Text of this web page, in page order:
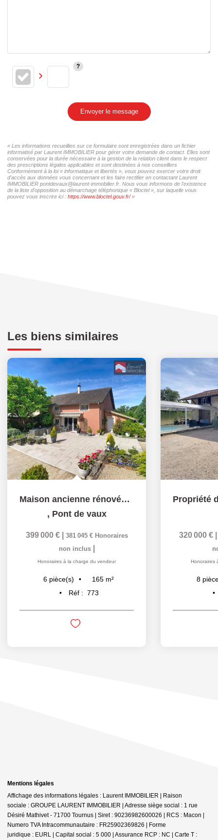
Envoyer le message
« Les informations recueillies sur ce formulaire sont enregistrées dans un fichier
informatisé par Laurent IMMOBILIER pour gérer votre demande de contact. Elles sont
conservées pour la durée nécessaire à la gestion de la relation client dans le respect
des prescriptions légales applicables et sont destinées à nos conseillers
Conformément à la loi « informatique et libertés », vous pouvez exercer votre droit
d'accès aux données vous concernant et les faire rectifier en contactant Laurent
IMMOBILIER pontdevaux@laurent-immobilier.fr. Nous vous informons de l'existence
de la liste d'opposition au démarchage téléphonique « Bloctel », sur laquelle vous
pouvez vous inscrire ici : https://www.bloctel.gouv.fr/»
Les biens similaires
Maison ancienne rénovée, 5 chambres, spacieux terrain -...
, Pont de vaux
399 000 € 381 045 € Honoraires
non inclus
Honoraires à la charge du vendeur
6 pièce(s) 165 m²
Réf : 773
320 000 €
Honoraires
8
Mentions légales
Affichage des informations légales : Laurent IMMOBILIER | Raison
sociale : GROUPE LAURENT IMMOBILIER | Adresse siège social : 1 rue
Désiré Mathivet - 71700 Tournus | Siret : 90236982600026 | RCS : Macon |
Numero TVA Intracommunautaire : FR25902369826 | Forme
juridique : EURL | Capital social : 5 000 | Assurance RCP : NC | Carte T :